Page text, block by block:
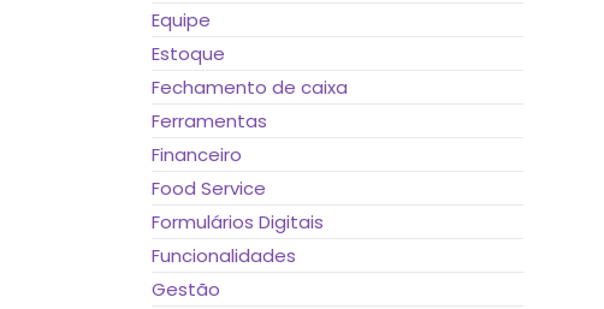
Equipe
Estoque
Fechamento de caixa
Ferramentas
Financeiro
Food Service
Formulários Digitais
Funcionalidades
Gestão